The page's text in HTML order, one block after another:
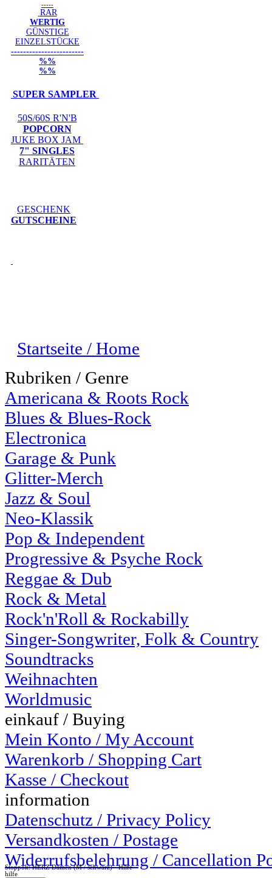
-----
RAR
WERTIG
GÜNSTIGE
EINZELSTÜCKE
------------------------
%%
%%
SUPER SAMPLER
50S/60S R'N'B
POPCORN
JUKE BOX JAM
7" SINGLES
RARITÄTEN
GESCHENK
GUTSCHEINE
Startseite / Home
Rubriken / Genre
Americana & Roots Rock
Blues & Blues-Rock
Electronica
Garage & Punk
Glitter-Merch
Jazz & Soul
Neo-Klassik
Pop & Independent
Progressive & Psyche Rock
Reggae & Dub
Rock & Metal
Rock'n'Roll & Rockabilly
Singer-Songwriter, Folk & Country
Soundtracks
Weihnachten
Worldmusic
einkauf / Buying
Mein Konto / My Account
Warenkorb / Shopping Cart
Kasse / Checkout
information
Datenschutz / Privacy Policy
Versandkosten / Postage
Widerrufsbelehrung / Cancellation
Stoppok: HERZ Damen (M / schwarz) - Hilfe
hilfe